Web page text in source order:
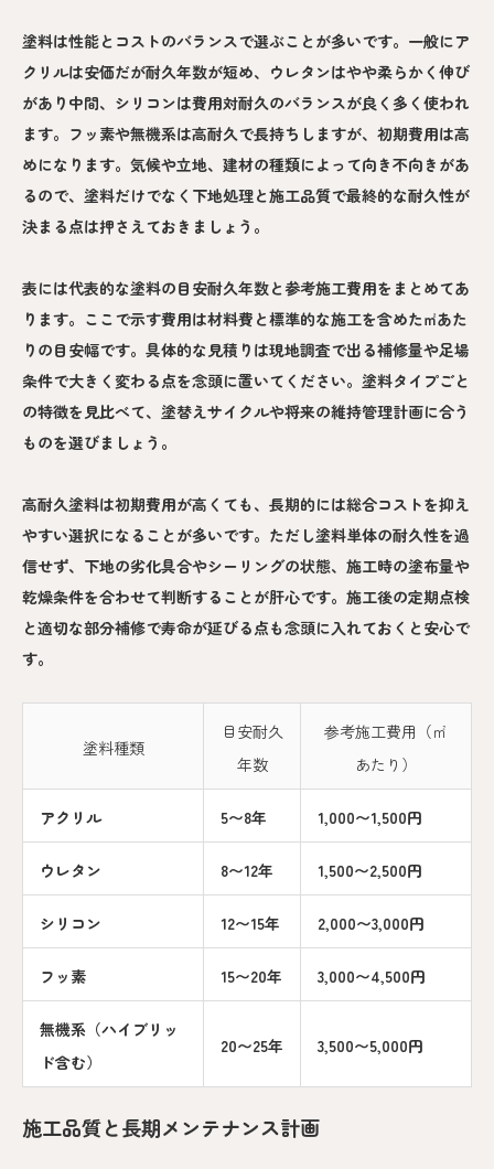
塗料は性能とコストのバランスで選ぶことが多いです。一般にア
クリルは安価だが耐久年数が短め、ウレタンはやや柔らかく伸び
があり中間、シリコンは費用対耐久のバランスが良く多く使われ
ます。フッ素や無機系は高耐久で長持ちしますが、初期費用は高
めになります。気候や立地、建材の種類によって向き不向きがあ
るので、塗料だけでなく下地処理と施工品質で最終的な耐久性が
決まる点は押さえておきましょう。
表には代表的な塗料の目安耐久年数と参考施工費用をまとめてあ
ります。ここで示す費用は材料費と標準的な施工を含めた㎡あた
りの目安幅です。具体的な見積りは現地調査で出る補修量や足場
条件で大きく変わる点を念頭に置いてください。塗料タイプごと
の特徴を見比べて、塗替えサイクルや将来の維持管理計画に合う
ものを選びましょう。
高耐久塗料は初期費用が高くても、長期的には総合コストを抑え
やすい選択になることが多いです。ただし塗料単体の耐久性を過
信せず、下地の劣化具合やシーリングの状態、施工時の塗布量や
乾燥条件を合わせて判断することが肝心です。施工後の定期点検
と適切な部分補修で寿命が延びる点も念頭に入れておくと安心で
す。
塗料種類
目安耐久
年数
参考施工費用（㎡
あたり）
アクリル 5〜8年 1,000〜1,500円
ウレタン 8〜12年 1,500〜2,500円
シリコン 12〜15年 2,000〜3,000円
フッ素 15〜20年 3,000〜4,500円
無機系（ハイブリッ
ド含む）
20〜25年 3,500〜5,000円
施工品質と長期メンテナンス計画